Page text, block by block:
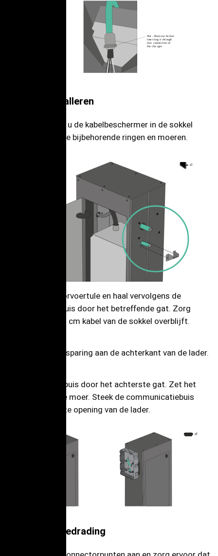
Nut - Remove before
inse rting it through
rear connection of
the cha rger
De lader installeren
Zorg ervoor dat u de kabelbeschermer in de sokkel
bevestigt met de bijbehorende ringen en moeren.
Bevestig de doorvoertule en haal vervolgens de
communicatiebuis door het betreffende gat. Zorg
ervoor dat er 10 cm kabel van de sokkel overblijft.
Verwijder de uitsparing aan de achterkant van de lader.
Steek de hoofdbuis door het achterste gat. Zet het
dan vast met de moer. Steek de communicatiebuis
door de onderste opening van de lader.
Elektrische bedrading